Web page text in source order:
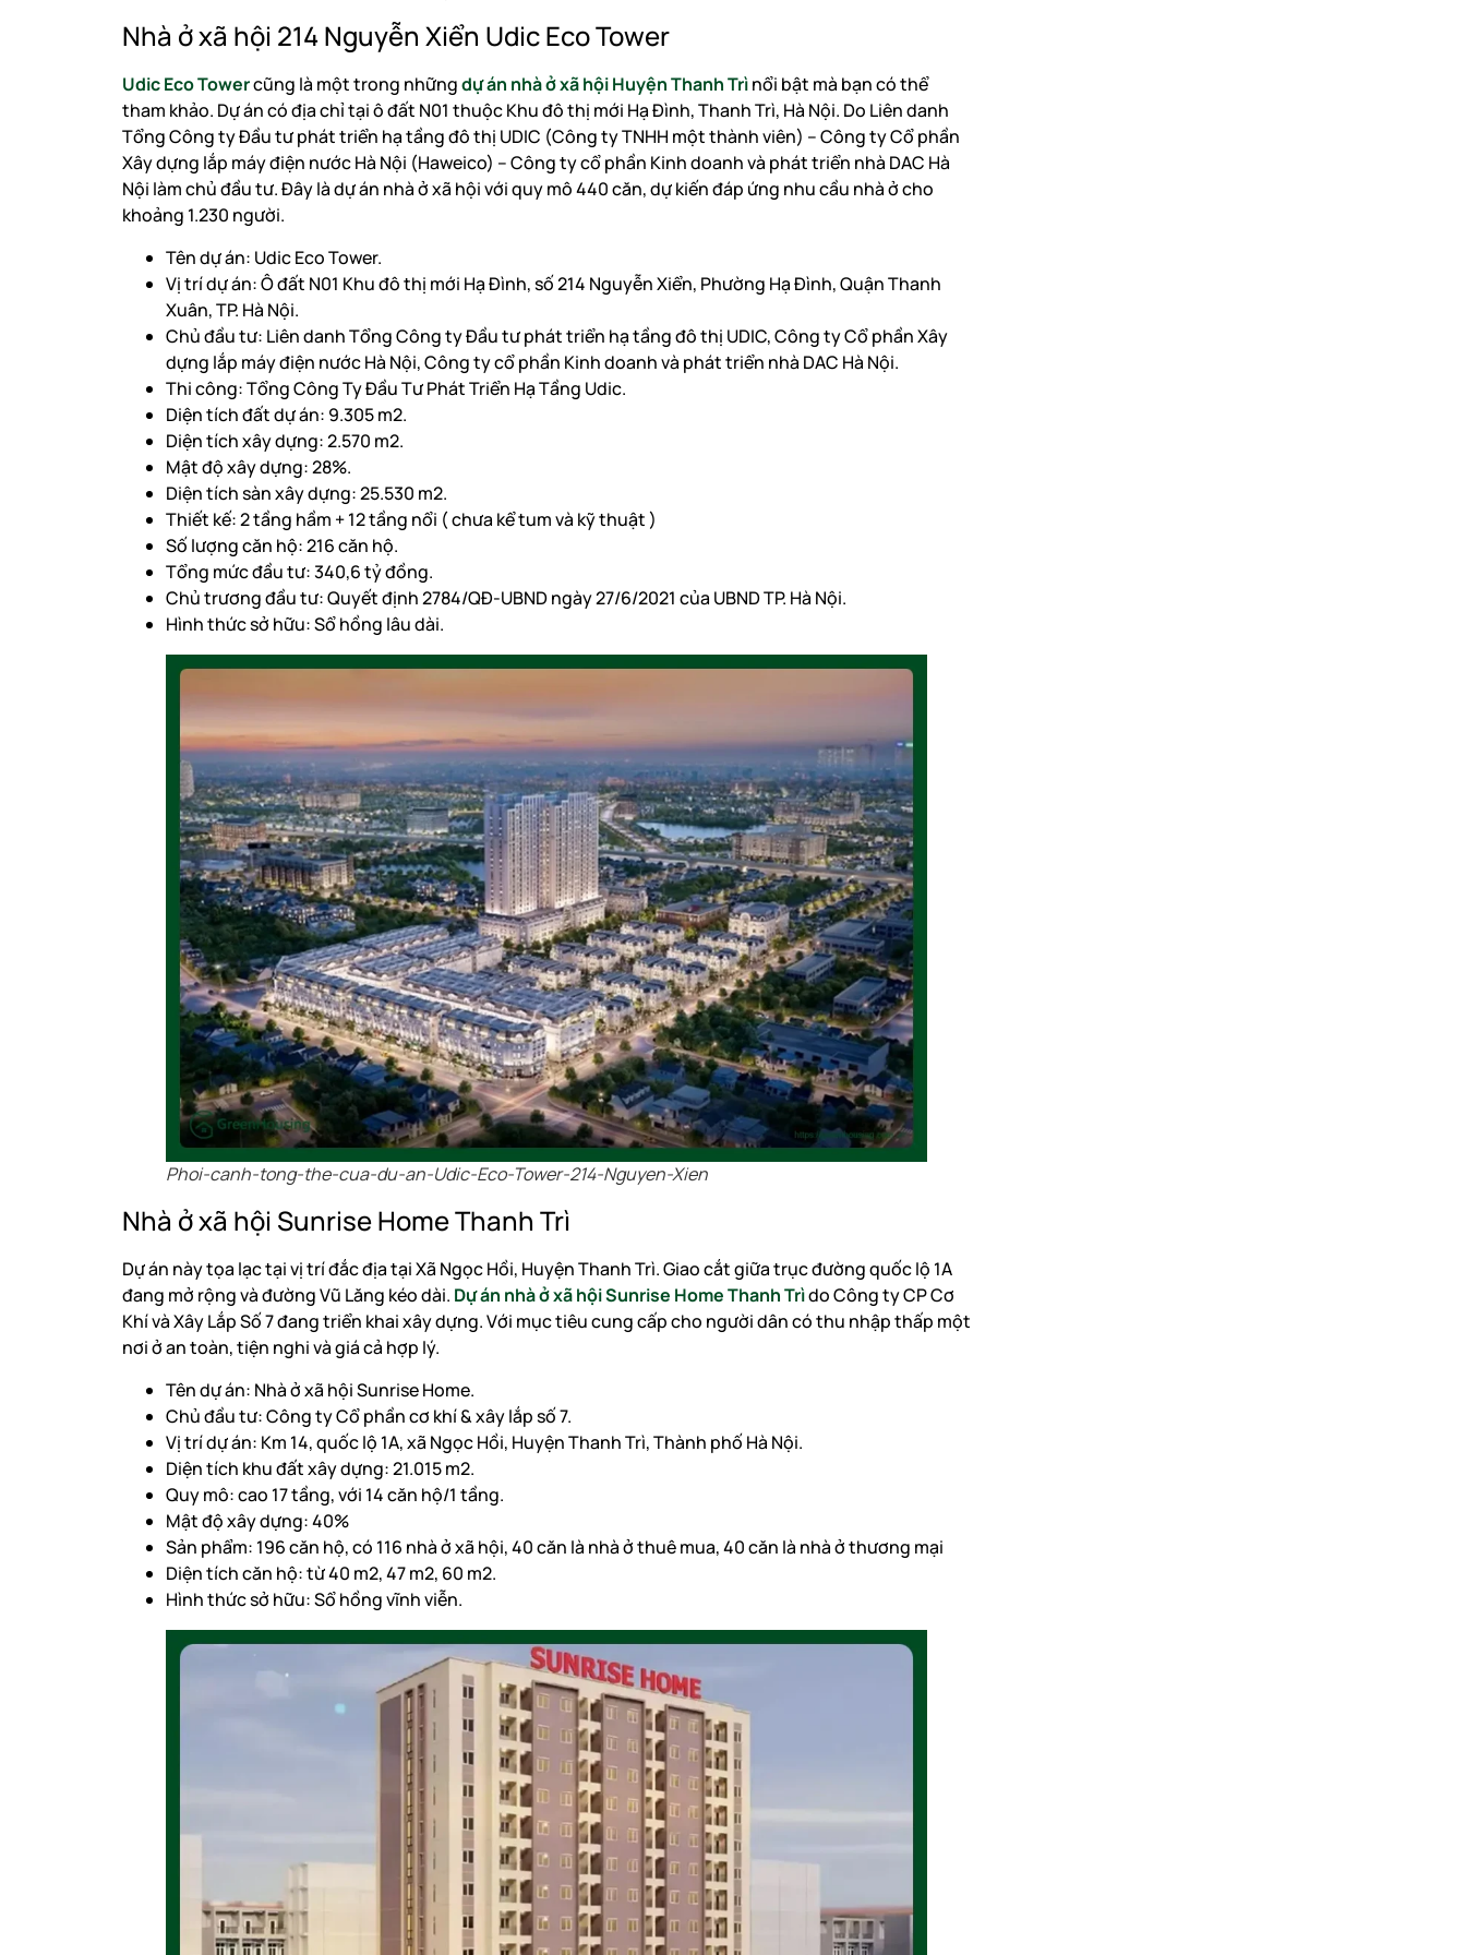
Nhà ở xã hội 214 Nguyễn Xiển Udic Eco Tower
Udic Eco Towercũng là một trong nhữngdự án nhà ở xã hội Huyện Thanh Trìnổi bật mà bạn có thể
tham khảo. Dự án có địa chỉ tại ô đất N01 thuộc Khu đô thị mới Hạ Đình, Thanh Trì, Hà Nội. Do Liên danh
Tổng Công ty Đầu tư phát triển hạ tầng đô thị UDIC (Công ty TNHH một thành viên) – Công ty Cổ phần
Xây dựng lắp máy điện nước Hà Nội (Haweico) – Công ty cổ phần Kinh doanh và phát triển nhà DAC Hà
Nội làm chủ đầu tư. Đây là dự án nhà ở xã hội với quy mô 440 căn, dự kiến đáp ứng nhu cầu nhà ở cho
khoảng 1.230 người.
Tên dự án: Udic Eco Tower.
Vị trí dự án: Ô đất N01 Khu đô thị mới Hạ Đình, số 214 Nguyễn Xiển, Phường Hạ Đình, Quận Thanh
Xuân, TP. Hà Nội.
Chủ đầu tư: Liên danh Tổng Công ty Đầu tư phát triển hạ tầng đô thị UDIC, Công ty Cổ phần Xây
dựng lắp máy điện nước Hà Nội, Công ty cổ phần Kinh doanh và phát triển nhà DAC Hà Nội.
Thi công: Tổng Công Ty Đầu Tư Phát Triển Hạ Tầng Udic.
Diện tích đất dự án: 9.305 m2.
Diện tích xây dựng: 2.570 m2.
Mật độ xây dựng: 28%.
Diện tích sàn xây dựng: 25.530 m2.
Thiết kế: 2 tầng hầm + 12 tầng nổi ( chưa kể tum và kỹ thuật )
Số lượng căn hộ: 216 căn hộ.
Tổng mức đầu tư: 340,6 tỷ đồng.
Chủ trương đầu tư: Quyết định 2784/QĐ-UBND ngày 27/6/2021 của UBND TP. Hà Nội.
Hình thức sở hữu: Sổ hồng lâu dài.
Phoi-canh-tong-the-cua-du-an-Udic-Eco-Tower-214-Nguyen-Xien
Nhà ở xã hội Sunrise Home Thanh Trì
Dự án này tọa lạc tại vị trí đắc địa tại Xã Ngọc Hồi, Huyện Thanh Trì. Giao cắt giữa trục đường quốc lộ 1A
đang mở rộng và đường Vũ Lăng kéo dài. Dự án nhà ở xã hội Sunrise Home Thanh Trìdo Công ty CP Cơ
Khí và Xây Lắp Số 7 đang triển khai xây dựng. Với mục tiêu cung cấp cho người dân có thu nhập thấp một
nơi ở an toàn, tiện nghi và giá cả hợp lý.
Tên dự án: Nhà ở xã hội Sunrise Home.
Chủ đầu tư: Công ty Cổ phần cơ khí & xây lắp số 7.
Vị trí dự án: Km 14, quốc lộ 1A, xã Ngọc Hồi, Huyện Thanh Trì, Thành phố Hà Nội.
Diện tích khu đất xây dựng: 21.015 m2.
Quy mô: cao 17 tầng, với 14 căn hộ/1 tầng.
Mật độ xây dựng: 40%
Sản phẩm: 196 căn hộ, có 116 nhà ở xã hội, 40 căn là nhà ở thuê mua, 40 căn là nhà ở thương mại
Diện tích căn hộ: từ 40 m2, 47 m2, 60 m2.
Hình thức sở hữu: Sổ hồng vĩnh viễn.